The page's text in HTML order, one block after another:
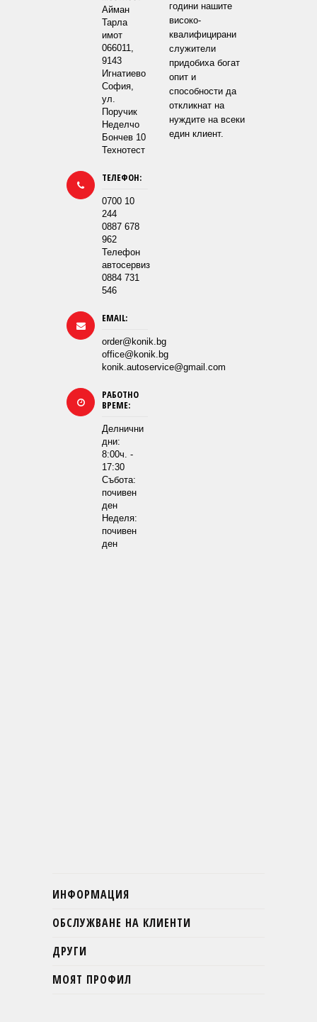
Айман
Тарла
имот
066011,
9143
Игнатиево
София,
ул.
Поручик
Неделчо
Бончев 10
Технотест
ТЕЛЕФОН:
0700 10
244
0887 678
962
Телефон
автосервиз
0884 731
546
EMAIL:
order@konik.bg
office@konik.bg
konik.autoservice@gmail.com
РАБОТНО
ВРЕМЕ:
Делнични
дни:
8:00ч. -
17:30
Събота:
почивен
ден
Неделя:
почивен
ден
години нашите
високо-
квалифицирани
служители
придобиха богат
опит и
способности да
откликнат на
нуждите на всеки
един клиент.
ИНФОРМАЦИЯ
ОБСЛУЖВАНЕ НА КЛИЕНТИ
ДРУГИ
МОЯТ ПРОФИЛ